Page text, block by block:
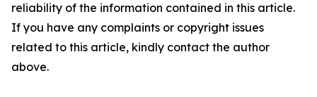
reliability of the information contained in this article.
If you have any complaints or copyright issues
related to this article, kindly contact the author
above.